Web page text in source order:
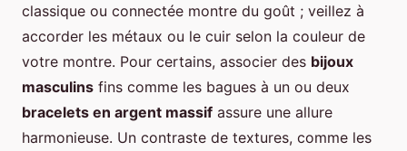
classique ou connectée montre du goût ; veillez à
accorder les métaux ou le cuir selon la couleur de
votre montre. Pour certains, associer des bijoux
masculins fins comme les bagues à un ou deux
bracelets en argent massif assure une allure
harmonieuse. Un contraste de textures, comme les